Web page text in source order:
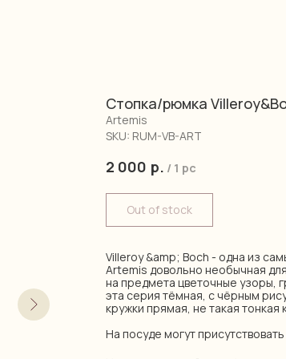
Стопка/рюмка
Artemis
SKU: RUM-VB-ART
2 000 р. / 1 pc
Out of stock
Villeroy &amp; Boch - одна из
Artemis довольно необычная
на предмета цветочные узоры,
эта серия тёмная, с чёрным
кружки прямая, не такая тонкая
На посуде могут